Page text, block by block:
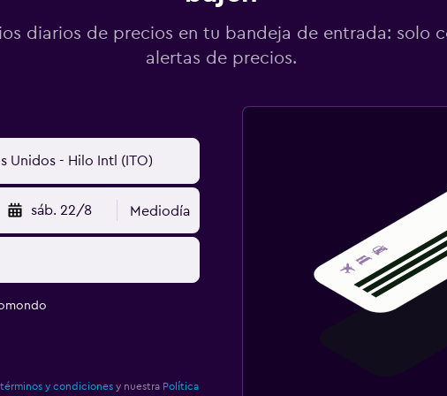
diarios de precios en tu bandeja de entrada: solo
alertas de precios.
sáb. 22/8 Mediodía
términos y condicionesy nuestra Política